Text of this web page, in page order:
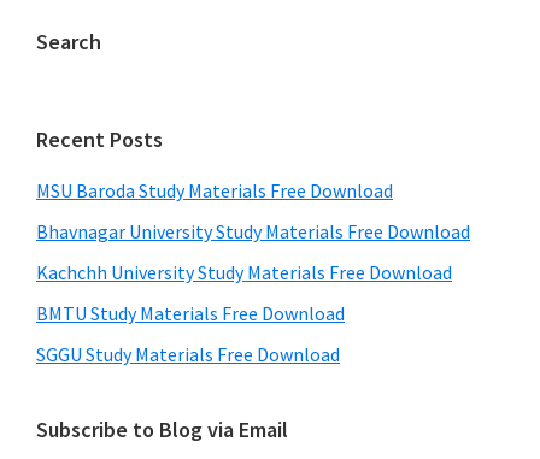
Search
Recent Posts
MSU Baroda Study Materials Free Download
Bhavnagar University Study Materials Free Download
Kachchh University Study Materials Free Download
BMTU Study Materials Free Download
SGGU Study Materials Free Download
Subscribe to Blog via Email